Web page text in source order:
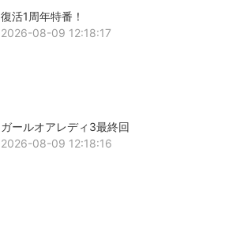
復活1周年特番！
2026-08-09 12:18:17
ガールオアレディ3最終回
2026-08-09 12:18:16